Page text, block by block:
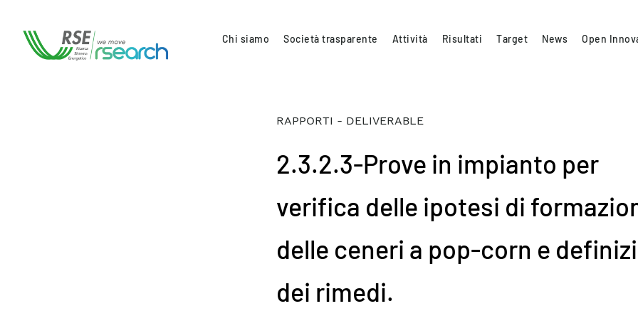
Chi siamo Società trasparente Attività Risultati Target News Open
RAPPORTI - DELIVERABLE
2.3.2.3-Prove in impianto per
verifica delle ipotesi di
delle ceneri a pop-corn e
dei rimedi.